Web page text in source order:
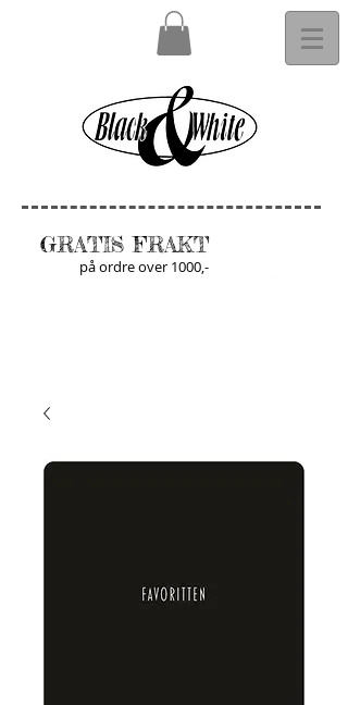
GRATIS FRAKT
på ordre over 1000,-